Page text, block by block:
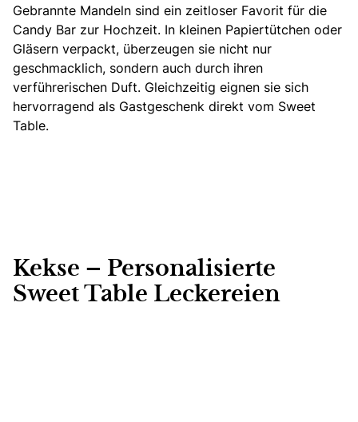
Gebrannte Mandeln sind ein zeitloser Favorit für die
Candy Bar zur Hochzeit. In kleinen Papiertütchen oder
Gläsern verpackt, überzeugen sie nicht nur
geschmacklich, sondern auch durch ihren
verführerischen Duft. Gleichzeitig eignen sie sich
hervorragend als Gastgeschenk direkt vom Sweet
Table.
Kekse – Personalisierte
Sweet Table Leckereien